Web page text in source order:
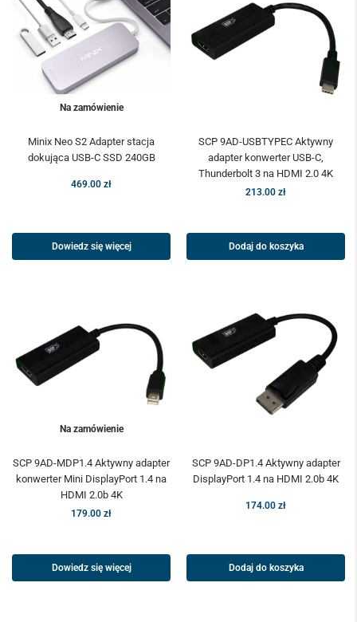
Na zamówienie
Minix Neo S2 Adapter stacja
dokująca USB-C SSD 240GB
469.00 zł
Dowiedz się więcej
SCP 9AD-USBTYPEC Aktywny
adapter konwerter USB-C,
Thunderbolt 3 na HDMI 2.0 4K
213.00 zł
Dodaj do koszyka
Na zamówienie
SCP 9AD-MDP1.4 Aktywny adapter
konwerter Mini DisplayPort 1.4 na
HDMI 2.0b 4K
179.00 zł
Dowiedz się więcej
SCP 9AD-DP1.4 Aktywny adapter
DisplayPort 1.4 na HDMI 2.0b 4K
174.00 zł
Dodaj do koszyka